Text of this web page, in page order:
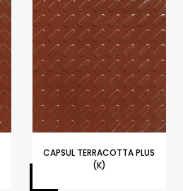
CAPSUL TERRACOTTA PLUS
(K)